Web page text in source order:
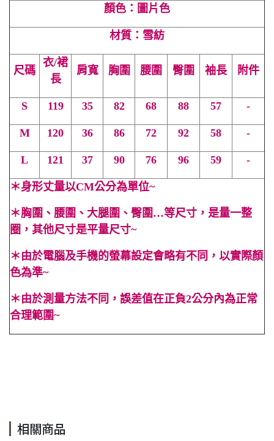
顏色：圖片色
材質：雪紡
尺碼
衣/裙
長
肩寬 胸圍 腰圍 臀圍 袖長 附件
S 119 35 82 68 88 57 -
M 120 36 86 72 92 58 -
L 121 37 90 76 96 59 -
＊身形丈量以CM公分為單位~
＊胸圍、腰圍、大腿圍、臀圍…等尺寸，是量一整
圈，其他尺寸是平量尺寸~
＊ 由於電腦及手機的螢幕設定會略有不同，以實際顏
色為準~
＊ 由於測量方法不同，誤差值在正負2公分內為正常
合理範圍~
相關商品